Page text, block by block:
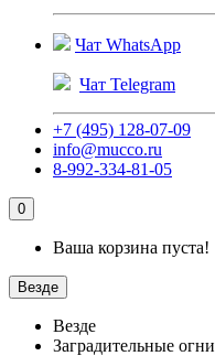
Чат WhatsApp
Чат Telegram
+7 (495) 128-07-09
info@mucco.ru
8-992-334-81-05
0
Ваша корзина пуста!
Везде
Везде
Заградительные огни